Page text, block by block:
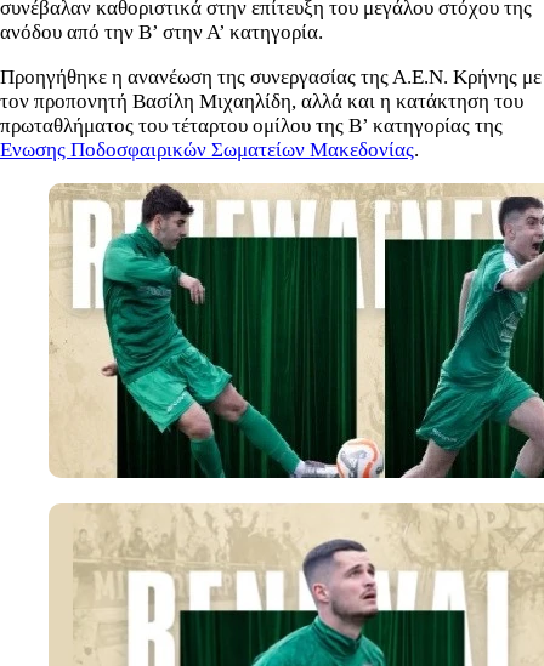
συνέβαλαν καθοριστικά στην επίτευξη του μεγάλου στόχου της
ανόδου από την Β’ στην Α’ κατηγορία.
Προηγήθηκε η ανανέωση της συνεργασίας της Α.Ε.Ν. Κρήνης με
τον προπονητή Βασίλη Μιχαηλίδη, αλλά και η κατάκτηση του
πρωταθλήματος του τέταρτου ομίλου της Β’ κατηγορίας της
Ενωσης Ποδοσφαιρικών Σωματείων Μακεδονίας.